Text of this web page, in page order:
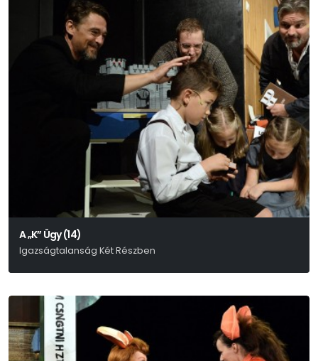
A „K” Ügy (14)
Igazságtalanság Két Részben